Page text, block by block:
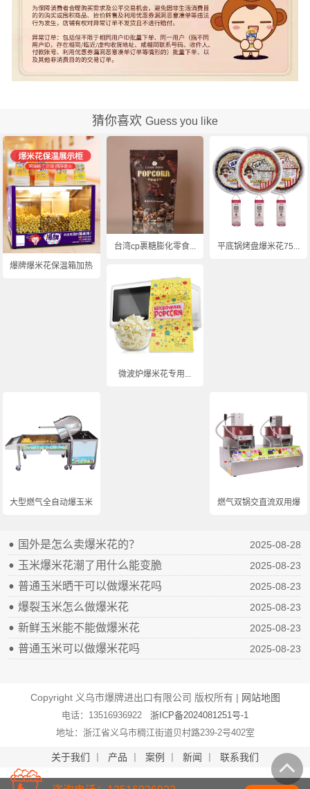
猜你喜欢 Guess you like
爆牌爆米花保温箱加热...
台湾cp裹糖膨化零食... 平底锅烤盘爆米花75...
微波炉爆米花专用...
大型燃气全自动爆玉米... 燃气双锅交直流双用爆...
国外是怎么卖爆米花的？ 2025-08-28
玉米爆米花潮了用什么能变脆 2025-08-23
普通玉米晒干可以做爆米花吗 2025-08-23
爆裂玉米怎么做爆米花 2025-08-23
新鲜玉米能不能做爆米花 2025-08-23
普通玉米可以做爆米花吗 2025-08-23
Copyright 义乌市爆牌进出口有限公司 版权所有 | 网站地图
电话：13516936922 浙ICP备2024081251号-1
地址：浙江省义乌市稠江街道贝村路239-2号402室
关于我们 产品 案例 新闻 联系我们